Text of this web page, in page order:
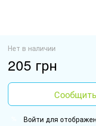
Нет в наличии
205 грн
Войти для